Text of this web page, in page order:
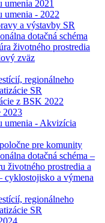
umenia 2021
umenia - 2022
a výstavby SR
dotačná schéma
životného prostredia
zväz
regionálneho
SR
z BSK 2022
2023
umenia - Akvizícia
pre komunity
dotačná schéma –
životného prostredia a
cyklostojisko a výmena
regionálneho
SR